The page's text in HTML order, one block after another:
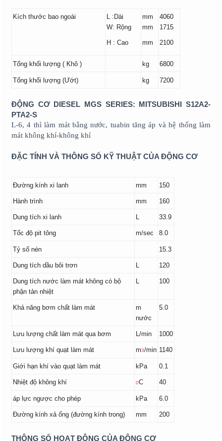
Kích thước bao ngoài
L :Dài
W: Rộng
H : Cao
mm
mm
mm
4060
1715
2100
Tổng khối lượng ( Khô ) kg 6800
Tổng khối lượng (Ướt) kg 7200
ĐỘNG CƠ DIESEL MGS SERIES: MITSUBISHI S12A2-
PTA2-S
L-6, 4 thì làm mát bằng nước, tuabin tăng áp và hệ thống làm
mát không khí-không khí
ĐẶC TÍNH VÀ THÔNG SỐ KỸ THUẬT CỦA ĐỘNG CƠ
Đường kính xi lanh mm 150
Hành trình mm 160
Dung tích xi lanh L 33.9
Tốc độ pit tông m/sec 8.0
Tỷ số nén 15.3
Dung tích dầu bôi trơn L 120
Dung tích nước làm mát không có bộ
phận tản nhiệt
L 100
Khả năng bơm chất làm mát
m
nước
5.0
Lưu lượng chất làm mát qua bơm L/min 1000
Lưu lượng khí quạt làm mát m3/min 1140
Giới hạn khí vào quạt làm mát kPa 0.1
Nhiệt độ không khí 0C 40
áp lực ngược cho phép kPa 6.0
Đường kính xả ống (đường kính trong) mm 200
THÔNG SỐ HOẠT ĐỘNG CỦA ĐỘNG CƠ